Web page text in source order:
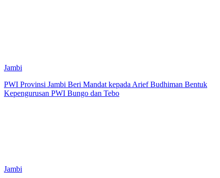
Jambi
PWI Provinsi Jambi Beri Mandat kepada Arief Budhiman Bentuk
Kepengurusan PWI Bungo dan Tebo
Jambi